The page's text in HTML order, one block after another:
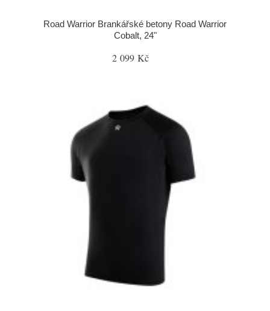
Road Warrior Brankářské betony Road Warrior
Cobalt, 24"
2 099 Kč